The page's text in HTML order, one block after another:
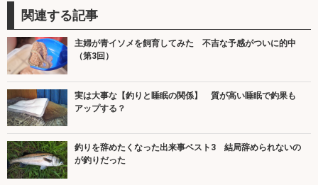
関連する記事
主婦が青イソメを飼育してみた 不吉な予感がついに的中
（第3回）
実は大事な【釣りと睡眠の関係】 質が高い睡眠で釣果も
アップする？
釣りを辞めたくなった出来事ベスト3 結局辞められないの
が釣りだった